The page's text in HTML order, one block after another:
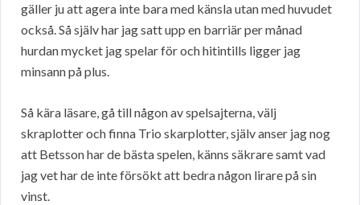
gäller ju att agera inte bara med känsla utan med huvudet
också. Så själv har jag satt upp en barriär per månad
hurdan mycket jag spelar för och hitintills ligger jag
minsann på plus.
Så kära läsare, gå till någon av spelsajterna, välj
skraplotter och finna Trio skarplotter, själv anser jag nog
att Betsson har de bästa spelen, känns säkrare samt vad
jag vet har de inte försökt att bedra någon lirare på sin
vinst.